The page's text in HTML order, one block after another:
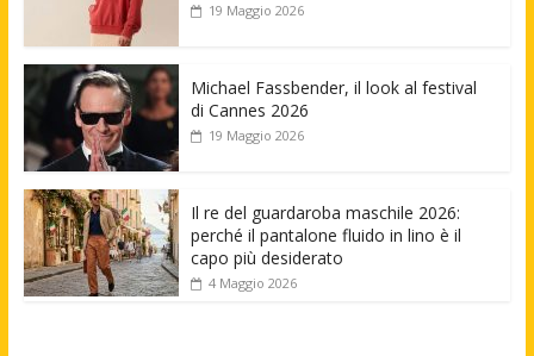
19 Maggio 2026
Michael Fassbender, il look al festival
di Cannes 2026
19 Maggio 2026
Il re del guardaroba maschile 2026:
perché il pantalone fluido in lino è il
capo più desiderato
4 Maggio 2026